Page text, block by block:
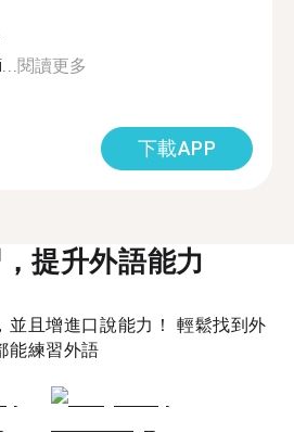
閱讀更多
下載APP
提升外語能力
並且增進口說能力！ 輕鬆找到外
能練習外語